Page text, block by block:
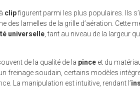
clipfigurent parmi les plus populaires. Ils
des lamelles de la grille d’aération. Cette
universelle , tant au niveau de la largeur
de la qualité de la pince et du
freinage soudain, certains modèles
La manipulation est intuitive, rendant l’